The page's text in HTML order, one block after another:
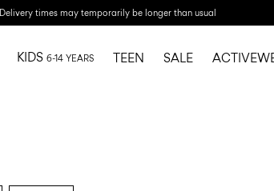
Delivery times may temporarily be longer than usual
KIDS 6-14 YEARS TEEN SALE